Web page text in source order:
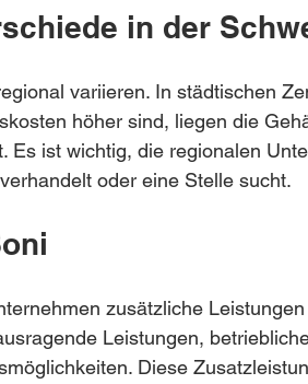
in der
variieren. In städtischen
höher sind, liegen die
Es ist wichtig, die regionalen
oder eine Stelle sucht.
zusätzliche
Leistungen,
Diese